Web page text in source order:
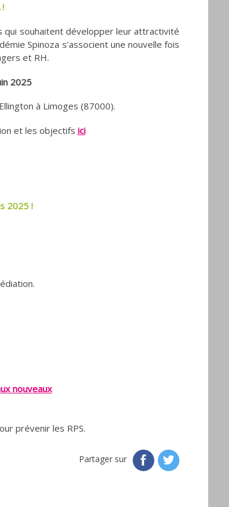
qui souhaitent développer leur attractivité
Spinoza s’associent une nouvelle fois
et RH.
2025
à Limoges (87000).
et les objectifs ici
2025 !
nouveaux
prévenir les RPS.
Partager sur